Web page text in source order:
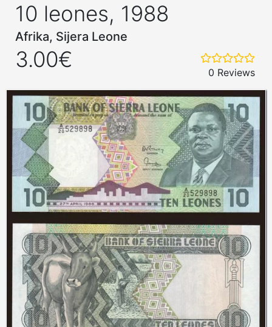
10 leones, 1988
Afrika, Sijera Leone
3.00€
0 Reviews